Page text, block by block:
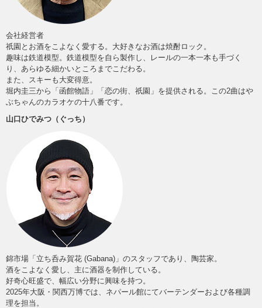
会社経営者
祇園とお酒をこよなく愛する。大好きなお酒は焼酎ロック。
趣味は鉄道模型。鉄道模型を自ら製作し、レールの一本一本も手づく
り、あらゆる細かいところまでこだわる。
また、スキーも大変得意。
堀内圭三から「函館物語」「恋の街、祇園」を提供される。この2曲はや
ぶちゃんのカラオケの十八番です。
山口ひでみつ（ぐっち）
錦市場「立ち呑み賀花 (Gabana)」のスタッフであり、陶芸家。
酒をこよなく愛し、主に酒器を制作している。
好奇心旺盛で、幅広い分野に興味を持つ。
2025年大阪・関西万博では、ネパール館にてバーテンダーおよび各種調
理を担当。